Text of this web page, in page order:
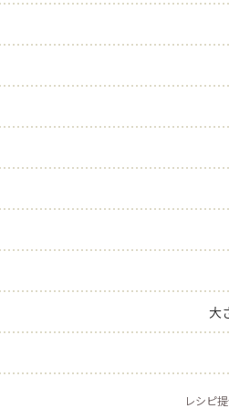
大
レシピ